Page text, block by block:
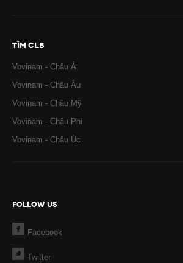
TÌM CLB
Vovinam - Châu Á
Vovinam - Châu Âu
Vovinam - Châu Mỹ
Vovinam - Châu Phi
Vovinam - Châu Úc
FOLLOW US
Facebook
Twitter